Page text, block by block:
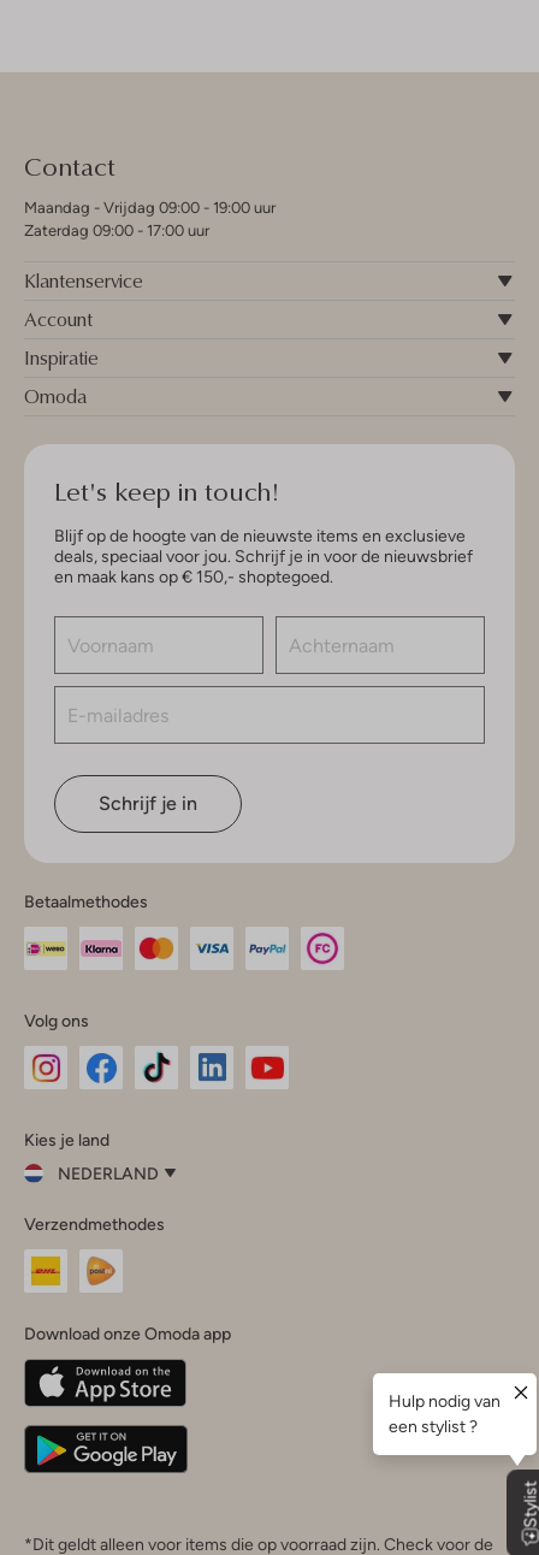
Contact
Maandag - Vrijdag 09:00 - 19:00 uur
Zaterdag 09:00 - 17:00 uur
Klantenservice
Account
Inspiratie
Omoda
Let's keep in touch!
Blijf op de hoogte van de nieuwste items en exclusieve
deals, speciaal voor jou. Schrijf je in voor de nieuwsbrief
en maak kans op € 150,- shoptegoed.
Schrijf je in
Betaalmethodes
Volg ons
InstagramFacebook
Kies je land
NEDERLAND
je
land
Nederland
Belgique(Français)
Deutschland
Verzendmethodes
Download onze Omoda app
*Dit geldt alleen voor items die op voorraad zijn. Check voor de